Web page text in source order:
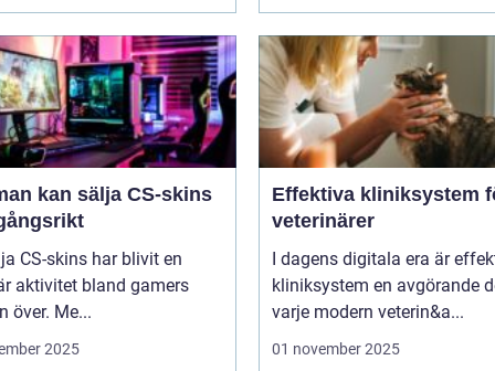
kan sälja CS-skins
CS-skins har blivit en
aktivitet bland gamers
över. Me...
2025
Effektiva kliniksystem
veterinärer
I dagens digitala era är
kliniksystem en avgörande
varje modern veterin&a...
01 november 2025